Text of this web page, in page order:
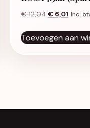
€12,04 €6,01 Incl
Toevoegen aan